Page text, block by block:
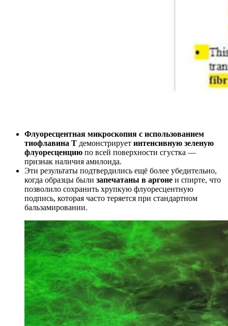
Флуоресцентная микроскопия с использованием
тиофлавина T демонстрирует интенсивную зеленую
флуоресценцию по всей поверхности сгустка —
признак наличия амилоида.
Эти результаты подтвердились ещё более убедительно,
когда образцы были запечатаны в аргоне и спирте, что
позволило сохранить хрупкую флуоресцентную
подпись, которая часто теряется при стандартном
бальзамировании.